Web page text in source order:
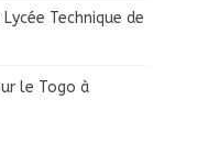
Technique de
le Togo à